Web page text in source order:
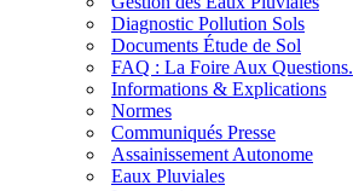
Diagnostic Pollution Sols
Documents Étude de Sol
FAQ : La Foire Aux Questions.
Informations & Explications
Normes
Communiqués Presse
Assainissement Autonome
Eaux Pluviales